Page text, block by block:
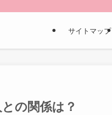
サイトマップ
の関係は？